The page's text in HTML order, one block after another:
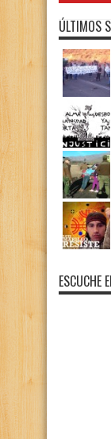
ÚLTIMOS
ESCUCHE